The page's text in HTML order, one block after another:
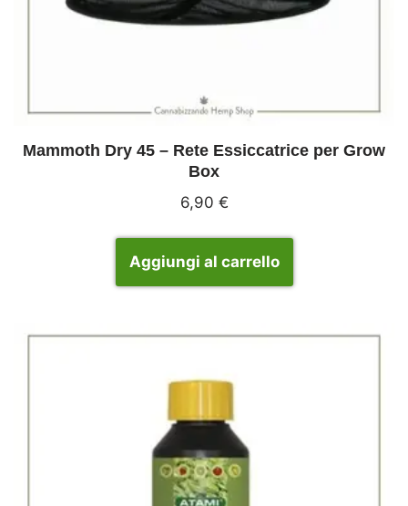
Mammoth Dry 45 – Rete Essiccatrice per Grow
Box
6,90 €
Aggiungi al carrello